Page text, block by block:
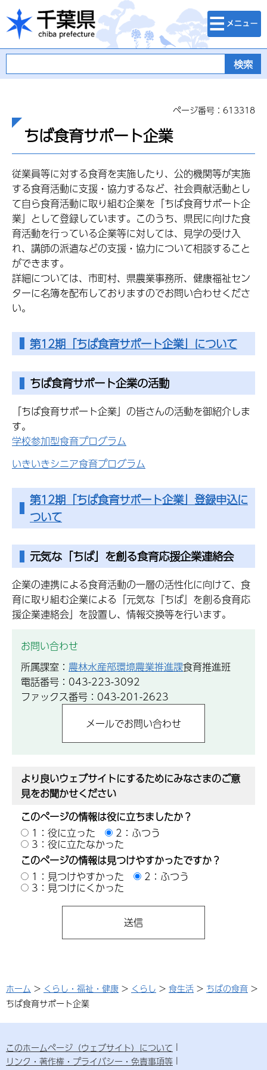
千葉県
検索・メニュ
ー
ページ番号：613318
ちば食育サポート企業
従業員等に対する食育を実施したり、公的機関等が実施
する食育活動に支援・協力するなど、社会貢献活動とし
て自ら食育活動に取り組む企業を「ちば食育サポート企
業」として登録しています。このうち、県民に向けた食
育活動を行っている企業等に対しては、見学の受け入
れ、講師の派遣などの支援・協力について相談すること
ができます。
詳細については、市町村、県農業事務所、健康福祉セン
ターに名簿を配布しておりますのでお問い合わせくださ
い。
第12期「ちば食育サポート企業」について
ちば食育サポート企業の活動
「ちば食育サポート企業」の皆さんの活動を御紹介しま
す。
学校参加型食育プログラム
いきいきシニア食育プログラム
第12期「ちば食育サポート企業」登録申込に
ついて
元気な「ちば」を創る食育応援企業連絡会
企業の連携による食育活動の一層の活性化に向けて、食
育に取り組む企業による「元気な『ちば』を創る食育応
援企業連絡会」を設置し、情報交換等を行います。
お問い合わせ
所属課室： 農林水産部環境農業推進課食育推進班
電話番号：043-223-3092
ファックス番号：043-201-2623
より良いウェブサイトにするためにみなさまのご意
見をお聞かせください
このページの情報は役に立ちましたか？
1：役に立った
2：ふつう
3：役に立たなかった
このページの情報は見つけやすかったですか？
1：見つけやすかった
2：ふつう
3：見つけにくかった
ホーム > くらし・福祉・健康 > くらし > 食生活 > ちばの食育 >
ちば食育サポート企業
このホームページ（ウェブサイト）について
リンク・著作権・プライバシー・免責事項等